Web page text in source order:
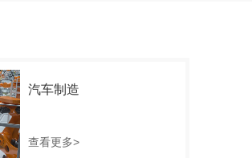
汽车制造
查看更多>